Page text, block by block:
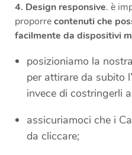
4. Design responsive. è
proporrecontenuti che
facilmente da dispositivi
posizioniamo la
per attirare da subito
invece di costringerli
assicuriamoci che i
da cliccare;